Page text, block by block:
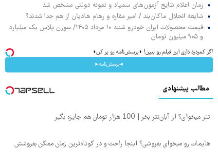
زمان اعلام نتایج آزمون‌های سمپاد و نمونه دولتی مشخص شد
شایعه انحلال ماکان‌بند / امیر مقاره و رهام هادیان از هم جدا شدند؟
قیمت محصولات ایران خودرو شنبه ۱۰ مرداد ۱۴۰۵/ سورن پلاس یک میلیارد
و ۹۰۵ میلیون تومان
اگر کمردرد داری این فیلم رو ببین! ◗پرسش‌نامه رو پر کن◖
◂پرسش‌نامه▸
مطالب پیشنهادی
تتر میخوای؟ از آبان‌تتر بخر | 100 هزار تومان هم جایزه بگیر
هایمات رو میخوای بفروشی؟ اینجا راحت و در کوتاه‌ترین زمان ممکن بفروشش